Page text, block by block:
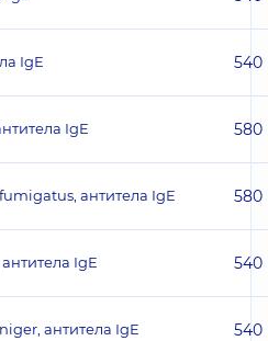
IgE 540
IgE 580
антитела IgE 580
IgE 540
антитела IgE 540